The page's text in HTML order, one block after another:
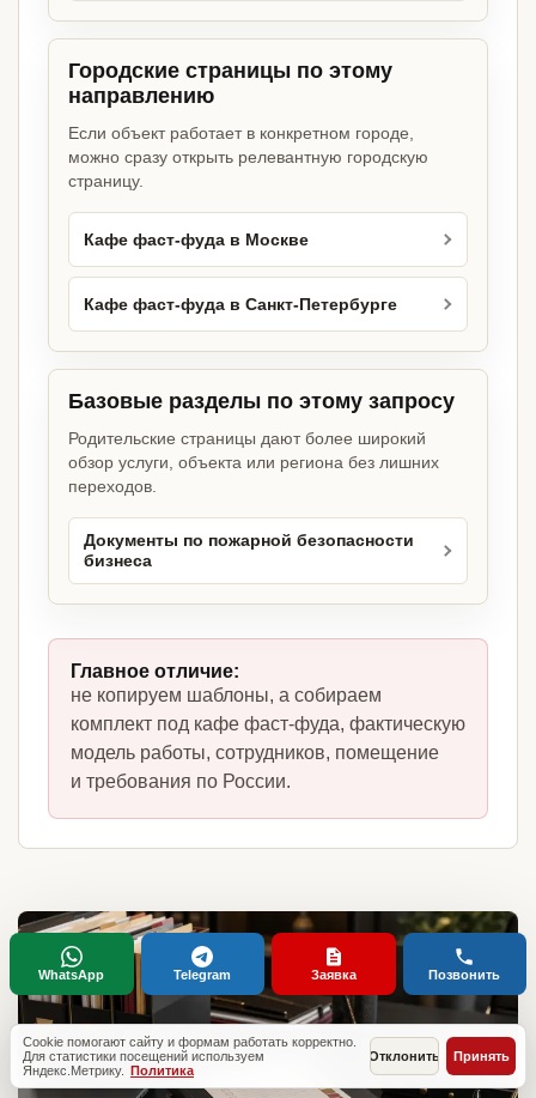
Городские страницы по этому
направлению
Если объект работает в конкретном городе,
можно сразу открыть релевантную городскую
страницу.
Кафе фаст-фуда в Москве
Кафе фаст-фуда в Санкт-Петербурге
Базовые разделы по этому запросу
Родительские страницы дают более широкий
обзор услуги, объекта или региона без лишних
переходов.
Документы по пожарной безопасности
бизнеса
Главное отличие:
не копируем шаблоны, а собираем
комплект под кафе фаст-фуда, фактическую
модель работы, сотрудников, помещение
и требования по России.
Cookie помогают сайту и формам работать корректно.
Для статистики посещений используем
Яндекс.Метрику. Политика
Отклонить Принять
WhatsApp Telegram Заявка Позвонить